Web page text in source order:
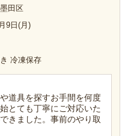
田区
9日(月)
冷凍保存
道具を探すお手間を何度
とても丁寧にご対応いた
きました。事前のやり取